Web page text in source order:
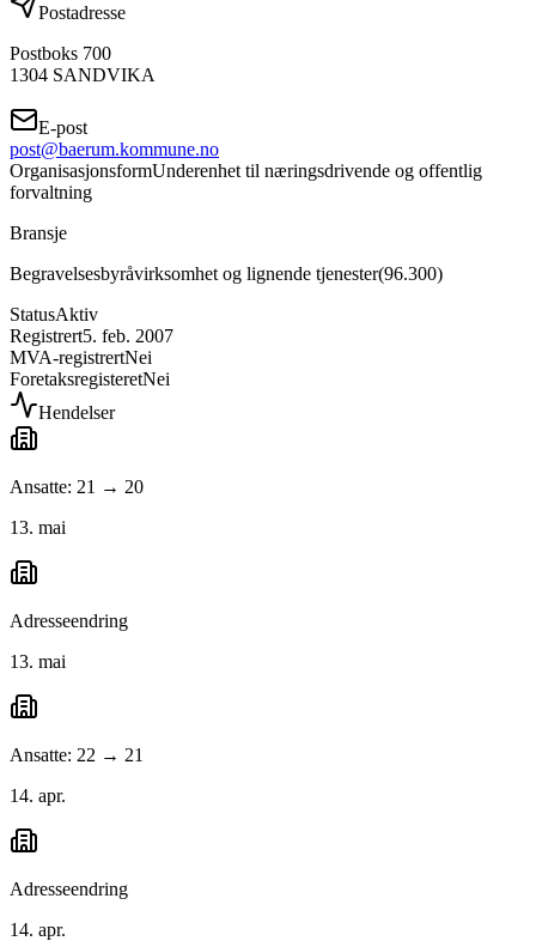
Postadresse
Postboks 700
1304 SANDVIKA
E-post
post@baerum.kommune.no
OrganisasjonsformUnderenhet til næringsdrivende og offentlig
forvaltning
Bransje
Begravelsesbyråvirksomhet og lignende tjenester(96.300)
StatusAktiv
Registrert5. feb. 2007
MVA-registrertNei
ForetaksregisteretNei
Hendelser
Ansatte: 21 → 20
13. mai
Adresseendring
13. mai
Ansatte: 22 → 21
14. apr.
Adresseendring
14. apr.